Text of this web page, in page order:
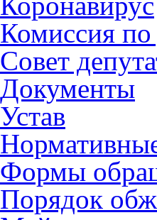
Комиссия
Совет
Документы
Устав
Формы
Порядок